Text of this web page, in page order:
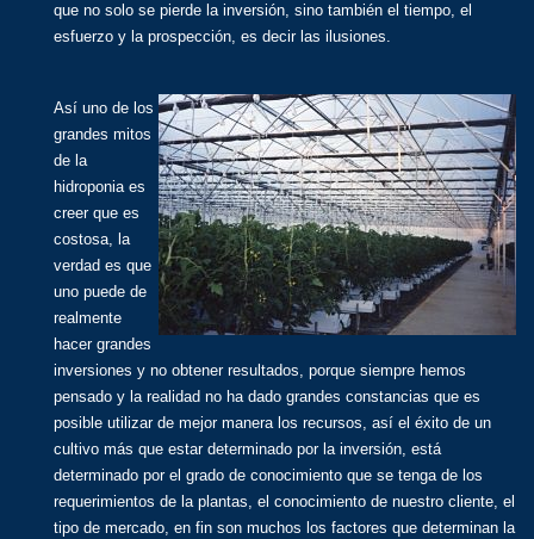
que no solo se pierde la inversión, sino también el tiempo, el
esfuerzo y la prospección, es decir las ilusiones.
Así uno de los
grandes mitos
de la
hidroponia es
creer que es
costosa, la
verdad es que
uno puede de
realmente
hacer grandes
inversiones y no obtener resultados, porque siempre hemos
pensado y la realidad no ha dado grandes constancias que es
posible utilizar de mejor manera los recursos, así el éxito de un
cultivo más que estar determinado por la inversión, está
determinado por el grado de conocimiento que se tenga de los
requerimientos de la plantas, el conocimiento de nuestro cliente, el
tipo de mercado, en fin son muchos los factores que determinan la